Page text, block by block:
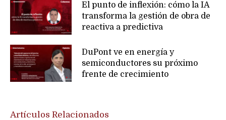
El punto de inflexión: cómo la IA
transforma la gestión de obra de
reactiva a predictiva
DuPont ve en energía y
semiconductores su próximo
frente de crecimiento
Artículos Relacionados